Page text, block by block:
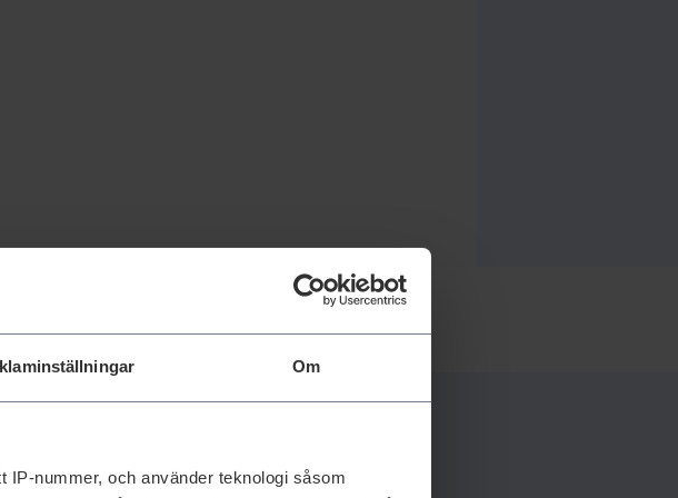
Om
IP-nummer, och använder teknologi såsom